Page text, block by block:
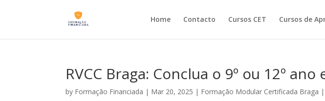
Home Contacto Cursos CET Cursos de
RVCC Braga: Conclua o 9º ou 12º
by Formação Financiada | Mar 20, 2025 | Formação Modular Certificada Braga |